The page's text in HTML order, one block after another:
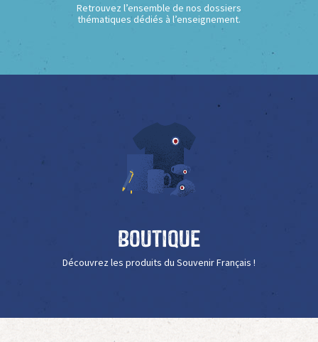
Retrouvez l’ensemble de nos dossiers
thématiques dédiés à l’enseignement.
Boutique
Découvrez les produits du Souvenir Français !